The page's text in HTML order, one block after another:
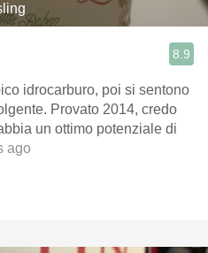
8.9
idrocarburo, poi si sentono
Provato 2014, credo
un ottimo potenziale di
ago